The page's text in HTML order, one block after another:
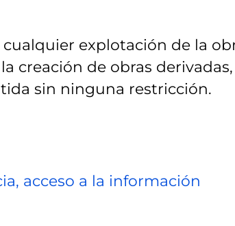
explotación de la
creación de obras derivadas,
sin ninguna restricción.
acceso a la información